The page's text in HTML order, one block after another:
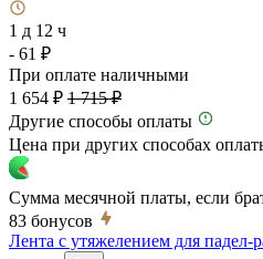
1 д 12 ч
- 61 ₽
При оплате наличными
1 654 ₽ 1 715 ₽
Другие способы оплаты
Цена при других способах
Сумма месячной платы, если
83 бонусов
Лента с утяжелением для падел-